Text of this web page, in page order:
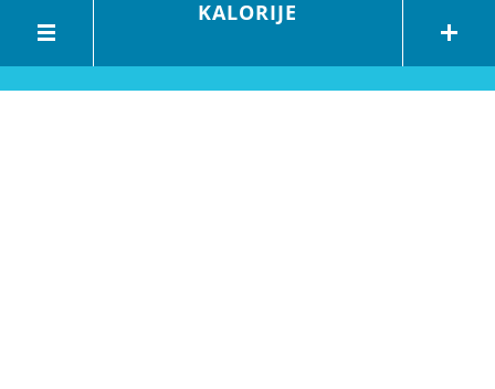
KALORIJE